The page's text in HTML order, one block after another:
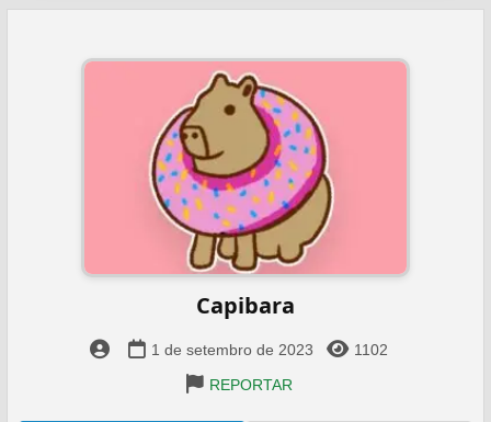
Capibara
1 de setembro de 2023
1102
REPORTAR